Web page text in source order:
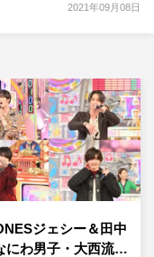
2021年09月08日
ジェシー＆田中
にわ男子・大西流…